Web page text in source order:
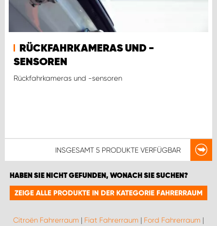
RÜCKFAHRKAMERAS UND -
SENSOREN
Rückfahrkameras und -sensoren
INSGESAMT 5 PRODUKTE VERFÜGBAR
HABEN SIE NICHT GEFUNDEN, WONACH SIE SUCHEN?
ZEIGE ALLE PRODUKTE IN DER KATEGORIE FAHRERRAUM
Citroën Fahrerraum | Fiat Fahrerraum | Ford Fahrerraum |